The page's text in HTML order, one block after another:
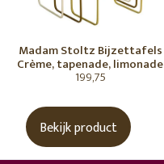
Madam Stoltz Bijzettafels
Crème, tapenade, limonade
199,75
Bekijk product